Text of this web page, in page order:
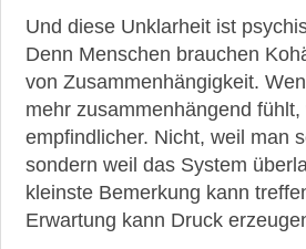
Und diese Unklarheit ist
Denn Menschen brauchen
von Zusammenhängigkeit.
mehr zusammenhängend fühlt,
empfindlicher. Nicht, weil man
sondern weil das System
kleinste Bemerkung kann
Erwartung kann Druck